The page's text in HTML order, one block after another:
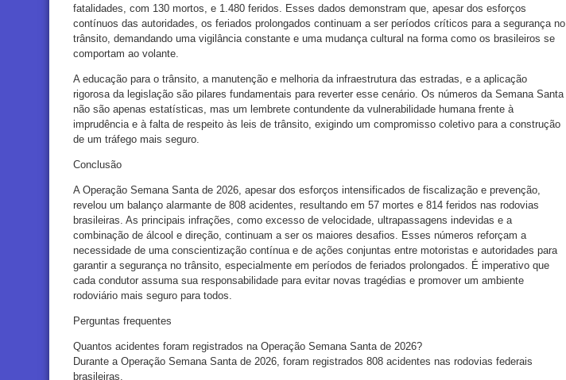
fatalidades, com 130 mortos, e 1.480 feridos. Esses dados demonstram que, apesar dos esforços
contínuos das autoridades, os feriados prolongados continuam a ser períodos críticos para a segurança no
trânsito, demandando uma vigilância constante e uma mudança cultural na forma como os brasileiros se
comportam ao volante.
A educação para o trânsito, a manutenção e melhoria da infraestrutura das estradas, e a aplicação
rigorosa da legislação são pilares fundamentais para reverter esse cenário. Os números da Semana Santa
não são apenas estatísticas, mas um lembrete contundente da vulnerabilidade humana frente à
imprudência e à falta de respeito às leis de trânsito, exigindo um compromisso coletivo para a construção
de um tráfego mais seguro.
Conclusão
A Operação Semana Santa de 2026, apesar dos esforços intensificados de fiscalização e prevenção,
revelou um balanço alarmante de 808 acidentes, resultando em 57 mortes e 814 feridos nas rodovias
brasileiras. As principais infrações, como excesso de velocidade, ultrapassagens indevidas e a
combinação de álcool e direção, continuam a ser os maiores desafios. Esses números reforçam a
necessidade de uma conscientização contínua e de ações conjuntas entre motoristas e autoridades para
garantir a segurança no trânsito, especialmente em períodos de feriados prolongados. É imperativo que
cada condutor assuma sua responsabilidade para evitar novas tragédias e promover um ambiente
rodoviário mais seguro para todos.
Perguntas frequentes
Quantos acidentes foram registrados na Operação Semana Santa de 2026?
Durante a Operação Semana Santa de 2026, foram registrados 808 acidentes nas rodovias federais
brasileiras.